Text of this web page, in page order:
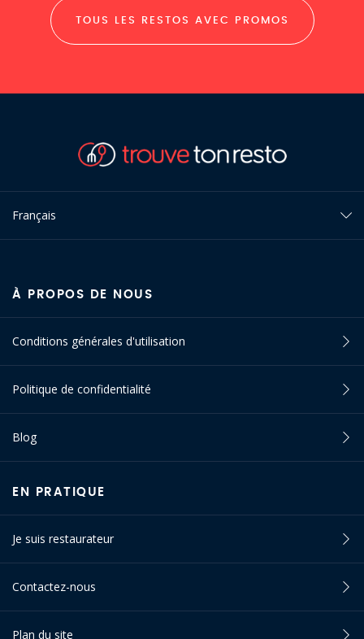
TOUS LES RESTOS AVEC PROMOS
Français
À PROPOS DE NOUS
Conditions générales d'utilisation
Politique de confidentialité
Blog
EN PRATIQUE
Je suis restaurateur
Contactez-nous
Plan du site